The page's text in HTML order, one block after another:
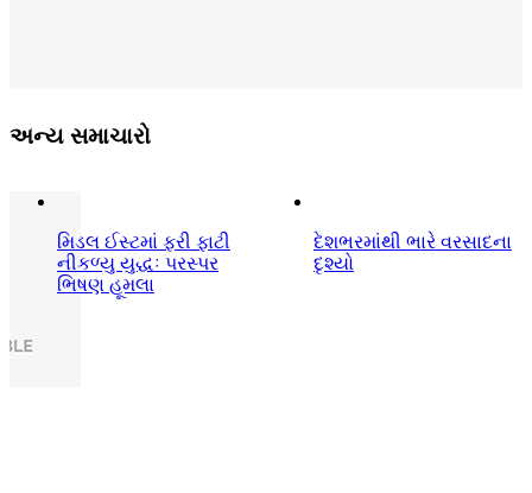
અન્ય સમાચારો
મિડલ ઈસ્ટમાં ફરી ફાટી
નીકળ્યુ યુદ્ધઃ પરસ્પર
ભિષણ હૂમલા
દેશભરમાંથી ભારે વરસાદના
દૃશ્યો